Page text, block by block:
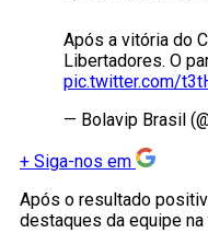
Após a vitória do
Libertadores. O
pic.twitter.com/
— Bolavip Brasil
+ Siga-nos em
Após o resultado
destaques da equipe